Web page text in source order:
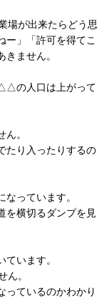
場が出来たらどう思
ー」「許可を得てこ
ません。
の人口は上がって
。
たり入ったりするの
っています。
を横切るダンプを見
います。
ん。
っているのかわかり